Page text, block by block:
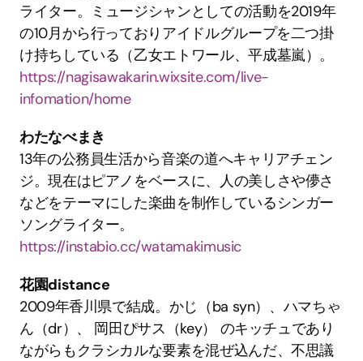
ライター。ミュージシャンとしての活動を2019年
の10月から行っておりアイドルグループを二つ掛
け持ちしている（乙女エトワール、平成墓嵐）。
https://nagisawakarin.wixsite.com/live-
infomation/home
わたなべまき
13年の公務員生活から音楽の道へキャリアチェン
ジ。現在はピアノをベースに、人の美しさや儚さ
などをテーマにした楽曲を制作しているシンガー
ソングライター。
https://instabio.cc/watamakimusic
花園distance
2009年香川県で結成。かじ（ba syn）、ハマちゃ
ん（dr）、 岡田ぴサス（key） のキッチュであり
ながらもクラシカルな要素を混ぜ込んだ、不思議